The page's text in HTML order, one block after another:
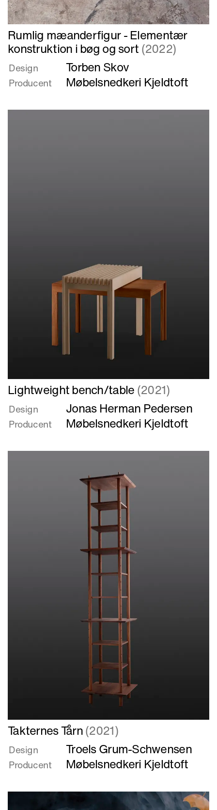
Læs
mere
om
Rumlig
mæanderfigur
-
konstruktion
Rumlig mæanderfigur - Elementær
konstruktion i bøg og sort(2022)
Design Torben Skov
Producent Møbelsnedkeri Kjeldtoft
Læs
mere
om
Lightweight
bench/table
Lightweight bench/table(2021)
Design Jonas Herman Pedersen
Producent Møbelsnedkeri Kjeldtoft
Læs
mere
om
Takternes
Tårn
Takternes Tårn(2021)
Design Troels Grum-Schwensen
Producent Møbelsnedkeri Kjeldtoft